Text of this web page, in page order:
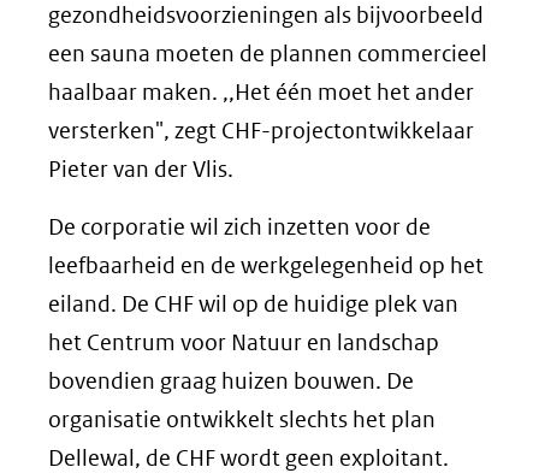
gezondheidsvoorzieningen als bijvoorbeeld
een sauna moeten de plannen commercieel
haalbaar maken. ,,Het één moet het ander
versterken", zegt CHF-projectontwikkelaar
Pieter van der Vlis.
De corporatie wil zich inzetten voor de
leefbaarheid en de werkgelegenheid op het
eiland. De CHF wil op de huidige plek van
het Centrum voor Natuur en landschap
bovendien graag huizen bouwen. De
organisatie ontwikkelt slechts het plan
Dellewal, de CHF wordt geen exploitant.